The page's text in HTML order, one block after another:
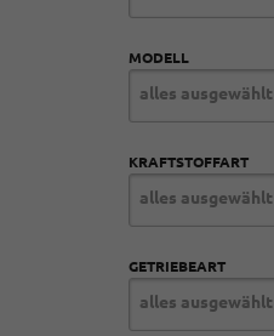
MODELL
alles ausgewählt
KRAFTSTOFFART
alles ausgewählt
GETRIEBEART
alles ausgewählt